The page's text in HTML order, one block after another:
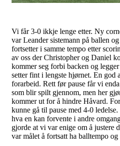
Vi får 3-0 ikkje lenge etter. Ny
var Leander sistemann på ballen
fortsetter i samme tempo etter
av oss der Christopher og Daniel
kommer seg forbi backen og
setter fint i lengste hjørnet. En god
forarbeid. Rett før pause får vi
som blir spilt gjennom, men her
kommer ut for å hindre Håvard.
kunne gå til pause med 4-0
hva en kan forvente i andre
gjorde at vi var enige om å justere
var målet å fortsatt ha balltempo